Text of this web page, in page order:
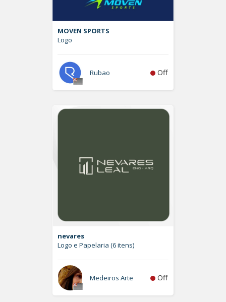
MOVEN SPORTS
Logo
Rubao Off
nevares
Logo e Papelaria (6 itens)
Medeiros Arte Off